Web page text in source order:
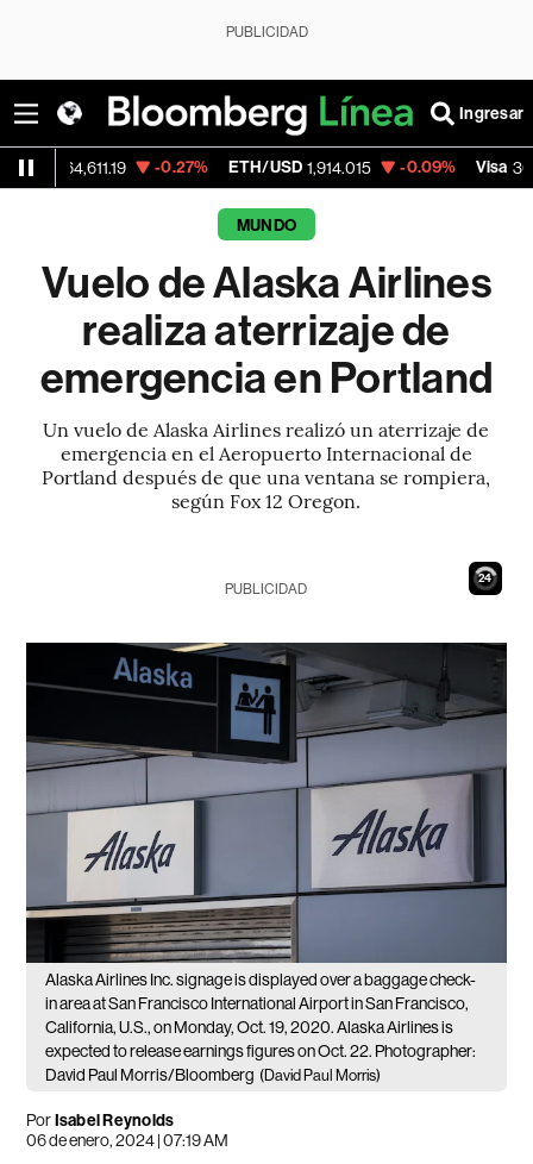
PUBLICIDAD
Ingresar
-0.27% ETH/USD 1,914.015 -0.09% Visa 367.72 -
MUNDO
Vuelo de Alaska Airlines
realiza aterrizaje de
emergencia en Portland
Un vuelo de Alaska Airlines realizó un aterrizaje de
emergencia en el Aeropuerto Internacional de
Portland después de que una ventana se rompiera,
según Fox 12 Oregon.
23
PUBLICIDAD
Alaska Airlines Inc. signage is displayed over a baggage check-
in area at San Francisco International Airport in San Francisco,
California, U.S., on Monday, Oct. 19, 2020. Alaska Airlines is
expected to release earnings figures on Oct. 22. Photographer:
David Paul Morris/Bloomberg (David Paul Morris)
PorIsabel Reynolds
06 de enero, 2024 | 07:19 AM